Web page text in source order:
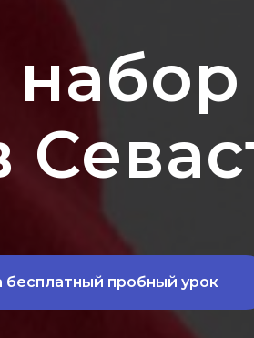
бесплатный пробный урок